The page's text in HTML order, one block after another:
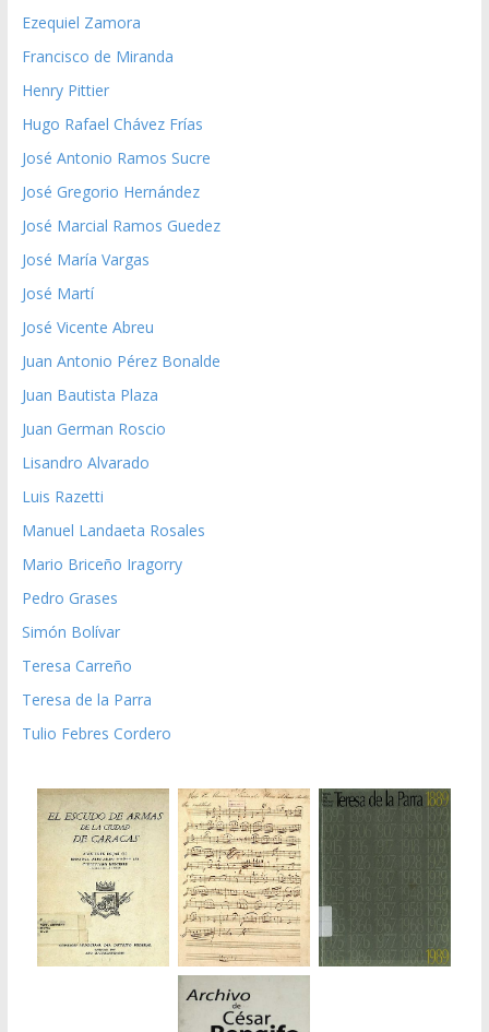
Ezequiel Zamora
Francisco de Miranda
Henry Pittier
Hugo Rafael Chávez Frías
José Antonio Ramos Sucre
José Gregorio Hernández
José Marcial Ramos Guedez
José María Vargas
José Martí
José Vicente Abreu
Juan Antonio Pérez Bonalde
Juan Bautista Plaza
Juan German Roscio
Lisandro Alvarado
Luis Razetti
Manuel Landaeta Rosales
Mario Briceño Iragorry
Pedro Grases
Simón Bolívar
Teresa Carreño
Teresa de la Parra
Tulio Febres Cordero